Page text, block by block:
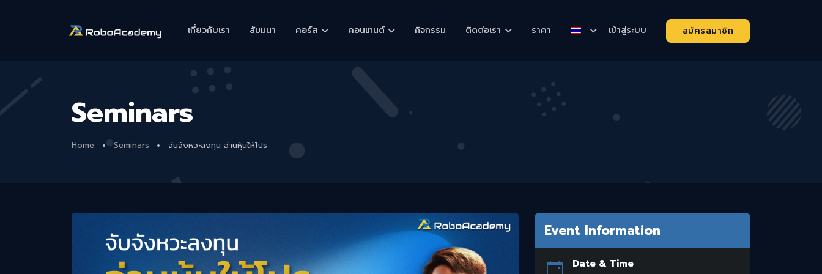
เกี่ยวกับเรา สัมมนา คอร์ส คอนเทนต์ กิจกรรม ติดต่อเรา ราคา เข้าสู่ระบบ สมัครสมาชิก
Seminars
Home Seminars จับจังหวะลงทุน อ่านหุ้นให้โปร
Event Information
Date & Time